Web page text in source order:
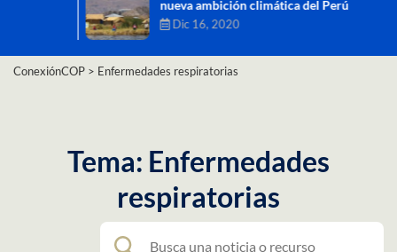
nueva ambición climática del Perú
Dic 16, 2020
ConexiónCOP > Enfermedades respiratorias
Tema: Enfermedades
respiratorias